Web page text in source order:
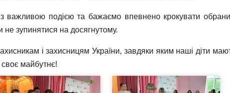
важливою подією та бажаємо впевнено крокувати
не зупинятися на досягнутому.
і захисницям України, завдяки яким наші діти
майбутнє!